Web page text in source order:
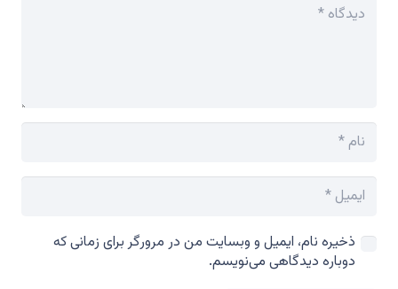
ذخیره نام، ایمیل و وبسایت من در مرورگر برای زمانی که
دوباره دیدگاهی می‌نویسم.